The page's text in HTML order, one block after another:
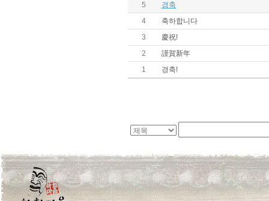
5
경축
4
축하합니다
3
慶祝!
2
謹賀新年
1
경축!